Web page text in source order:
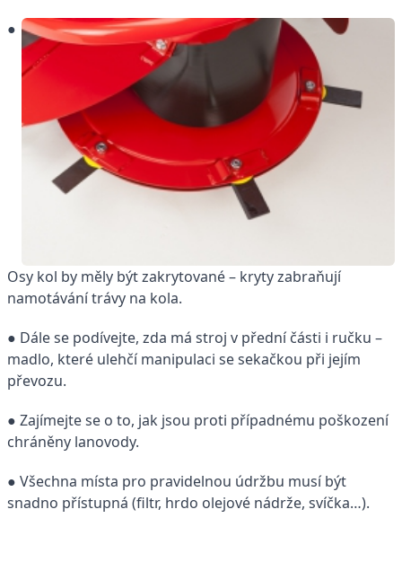
●
Osy kol by měly být zakrytované – kryty zabraňují
namotávání trávy na kola.
● Dále se podívejte, zda má stroj v přední části i ručku –
madlo, které ulehčí manipulaci se sekačkou při jejím
převozu.
● Zajímejte se o to, jak jsou proti případnému poškození
chráněny lanovody.
● Všechna místa pro pravidelnou údržbu musí být
snadno přístupná (filtr, hrdo olejové nádrže, svíčka…).